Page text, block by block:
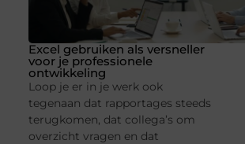
Excel gebruiken als versneller
voor je professionele
ontwikkeling
Loop je er in je werk ook
tegenaan dat rapportages steeds
terugkomen, dat collega’s om
overzicht vragen en dat